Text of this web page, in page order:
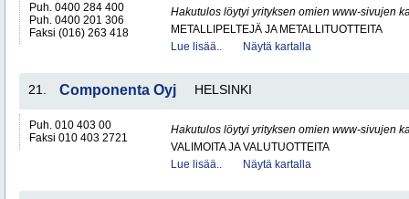
Puh. 0400 284 400
Puh. 0400 201 306
Faksi (016) 263 418
Hakutulos löytyi yrityksen omien www-sivujen
METALLIPELTEJÄ JA METALLITUOTTEITA
Lue lisää..
Näytä kartalla
21. Componenta Oyj HELSINKI
Puh. 010 403 00
Faksi 010 403 2721
Hakutulos löytyi yrityksen omien www-sivujen
VALIMOITA JA VALUTUOTTEITA
Lue lisää..
Näytä kartalla